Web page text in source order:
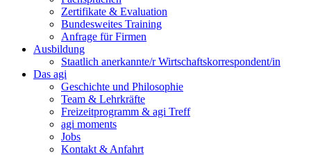
Zertifikate & Evaluation
Bundesweites Training
Anfrage für Firmen
Ausbildung
Staatlich anerkannte/r Wirtschaftskorrespondent/in
Das agi
Geschichte und Philosophie
Team & Lehrkräfte
Freizeitprogramm & agi Treff
agi moments
Jobs
Kontakt & Anfahrt